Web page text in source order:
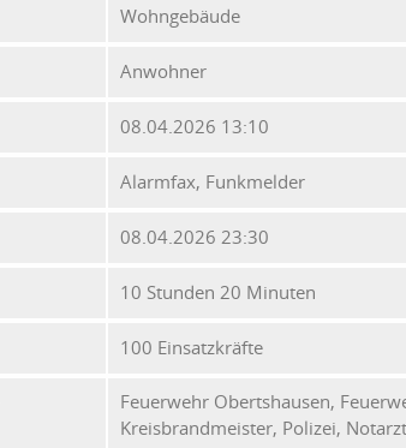
Wohngebäude
Anwohner
08.04.2026 13:10
Alarmfax, Funkmelder
08.04.2026 23:30
10 Stunden 20 Minuten
100 Einsatzkräfte
Feuerwehr Obertshausen,
Kreisbrandmeister, Polizei,